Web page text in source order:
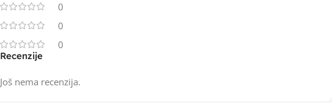
0
0
0
Recenzije
Još nema recenzija.